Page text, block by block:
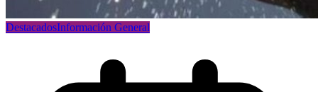
DestacadosInformación General